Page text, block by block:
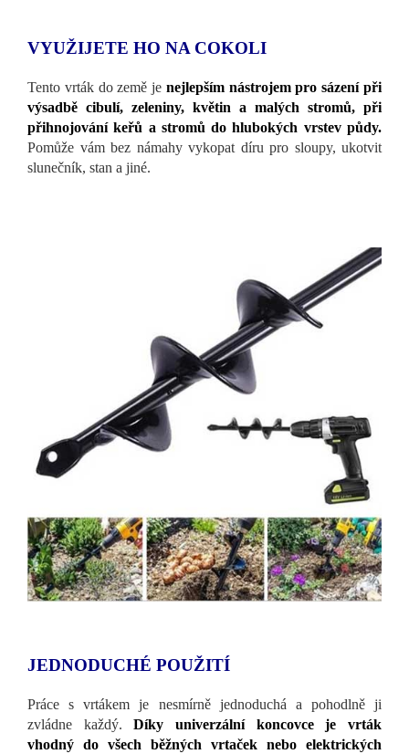
VYUŽIJETE HO NA COKOLI
Tento vrták do země je nejlepším nástrojem pro sázení při
výsadbě cibulí, zeleniny, květin a malých stromů, při
přihnojování keřů a stromů do hlubokých vrstev půdy.
Pomůže vám bez námahy vykopat díru pro sloupy, ukotvit
slunečník, stan a jiné.
JEDNODUCHÉ POUŽITÍ
Práce s vrtákem je nesmírně jednoduchá a pohodlně ji
zvládne každý.Díky univerzální koncovce je vrták
vhodný do všech běžných vrtaček nebo elektrických